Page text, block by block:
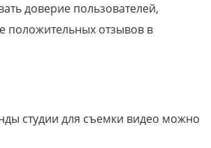
доверие пользователей,
положительных отзывов в
студии для съемки видео можно